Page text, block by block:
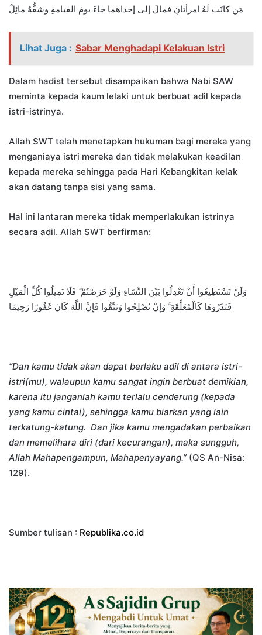
مَن كانَت لَهُ امرأتانِ فمالَ إلى إحداهما جاءَ يومَ القيامةِ وشقُّهُ مائِلٌ
Lihat Juga : Sabar Menghadapi Kelakuan Istri
Dalam hadist tersebut disampaikan bahwa Nabi SAW
meminta kepada kaum lelaki untuk berbuat adil kepada
istri-istrinya.
Allah SWT telah menetapkan hukuman bagi mereka yang
menganiaya istri mereka dan tidak melakukan keadilan
kepada mereka sehingga pada Hari Kebangkitan kelak
akan datang tanpa sisi yang sama.
Hal ini lantaran mereka tidak memperlakukan istrinya
secara adil. Allah SWT berfirman:
وَلَنْ تَسْتَطِيعُوا أَنْ تَعْدِلُوا بَيْنَ النِّسَاءِ وَلَوْ حَرَصْتُمْ ۖ فَلَا تَمِيلُوا كُلَّ الْمَيْلِ
فَتَذَرُوهَا كَالْمُعَلَّقَةِ ۚ وَإِنْ تُصْلِحُوا وَتَتَّقُوا فَإِنَّ اللَّهَ كَانَ غَفُورًا رَحِيمًا
“Dan kamu tidak akan dapat berlaku adil di antara istri-
istri(mu), walaupun kamu sangat ingin berbuat demikian,
karena itu janganlah kamu terlalu cenderung (kepada
yang kamu cintai), sehingga kamu biarkan yang lain
terkatung-katung. Dan jika kamu mengadakan perbaikan
dan memelihara diri (dari kecurangan), maka sungguh,
Allah Mahapengampun, Mahapenyayang.”(QS An-Nisa:
129).
Sumber tulisan : Republika.co.id